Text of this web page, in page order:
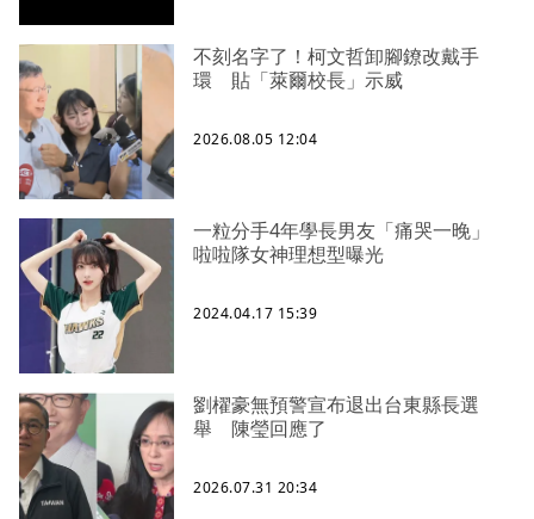
不刻名字了！柯文哲卸腳鐐改戴手
環 貼「萊爾校長」示威
2026.08.05 12:04
一粒分手4年學長男友「痛哭一晚」
啦啦隊女神理想型曝光
2024.04.17 15:39
劉櫂豪無預警宣布退出台東縣長選
舉 陳瑩回應了
2026.07.31 20:34